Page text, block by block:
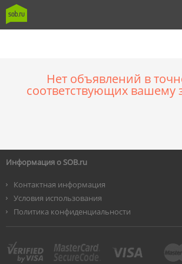
Нет объявлений в
соответствующих вашему
Информация о SOB.ru
Контактная информация
Условия использования
Политика конфиденциальности